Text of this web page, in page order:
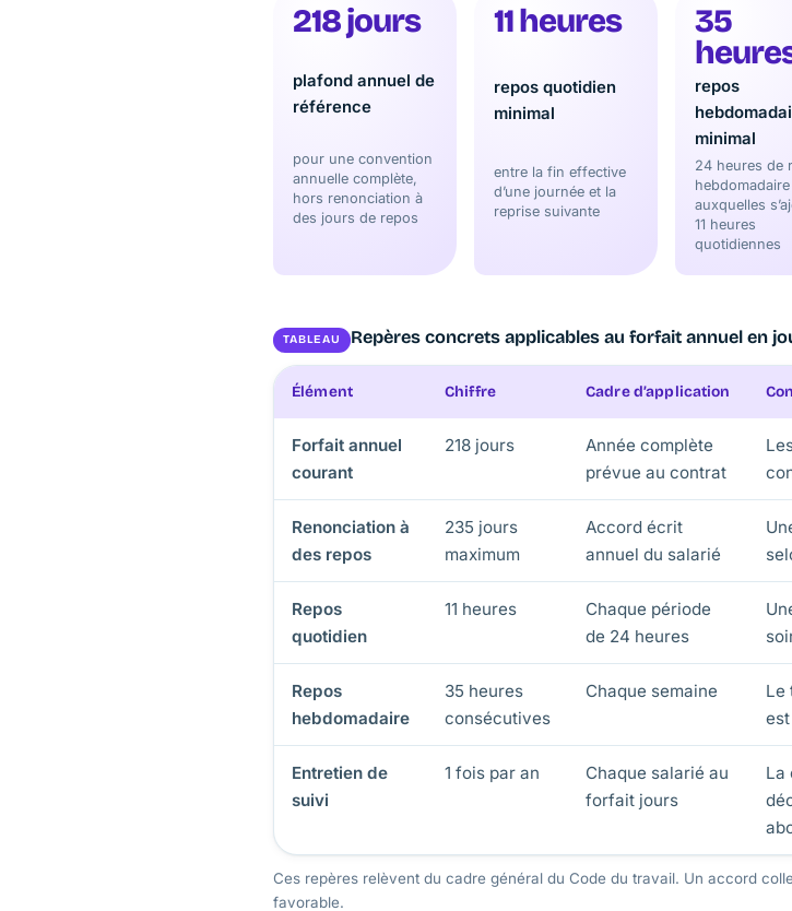
218 jours
plafond annuel de
référence
pour une convention
annuelle complète,
hors renonciation à
des jours de repos
11 heures
repos quotidien
minimal
entre la fin effective
d’une journée et la
reprise suivante
35
repos
minimal
24 heures de
hebdomadaire
auxquelles
11 heures
quotidiennes
TABLEAU Repères concrets applicables au forfait annuel en
Élément Chiffre Cadre d’application
Forfait annuel
courant
218 jours
Année complète
prévue au contrat
Renonciation à
des repos
235 jours
maximum
Accord écrit
annuel du salarié
Repos
quotidien
11 heures
Chaque période
de 24 heures
Repos
hebdomadaire
35 heures
consécutives
Chaque semaine
Le
Entretien de
suivi
1 fois par an
Chaque salarié au
forfait jours
La
Ces repères relèvent du cadre général du Code du travail. Un accord
favorable.